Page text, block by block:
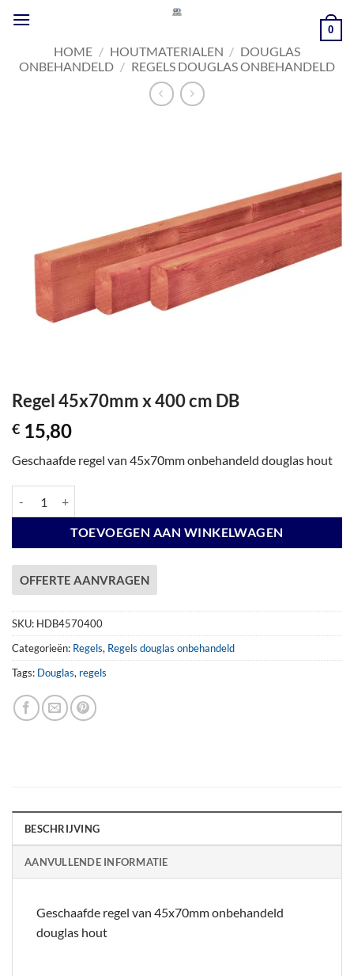
naar
0
HOME / HOUTMATERIALEN / DOUGLAS
ONBEHANDELD / REGELS DOUGLAS ONBEHANDELD
Regel 45x70mm x 400 cm DB
€ 15,80
Geschaafde regel van 45x70mm onbehandeld douglas hout
TOEVOEGEN AAN WINKELWAGEN
OFFERTE AANVRAGEN
SKU: HDB4570400
Categorieën: Regels, Regels douglas onbehandeld
Tags: Douglas, regels
BESCHRIJVING
AANVULLENDE INFORMATIE
Geschaafde regel van 45x70mm onbehandeld
douglas hout